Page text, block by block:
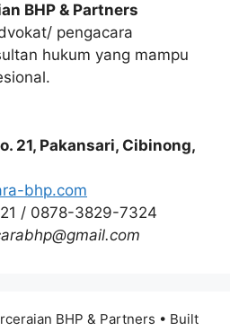
BHP & Partners
pengacara
hukum yang mampu
21, Pakansari, Cibinong,
bhp.com
/ 0878-3829-7324
BHP & Partners • Built